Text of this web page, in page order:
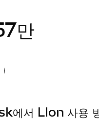
만
에서 LIon 사용